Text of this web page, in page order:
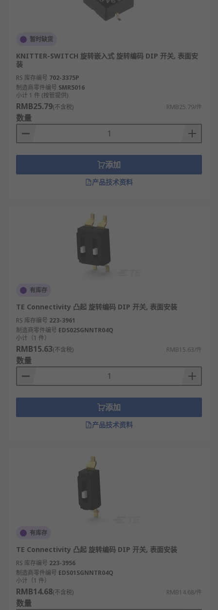
仪器仪表，如万用表、示波器，用于选择测量
档位、校准模式或数据输出格式。
消费电子，如打印机、扫描仪，通过DIP开关设
如何选择合适的DIP开关
明确封装与安装方式：若电路板为传统插件工
艺，选直插式DIP开关，适配通孔安装；若追求
小型化、高密度设计，优先贴片式DIP开关，匹
配表面贴装技术（SMT）。
确定开关单元数量：根据需配置的参数位数选
择，如单参数切换选1位DIP开关；需二进制编
码（如8位地址码）则选8位DIP开关，避免数量
路径（如选择两个不同信号输入）则选单刀双
掷（SPDT）型。
适配电路电气参数：确认电路的工作电压（如
5V/12V）、电流（通常DIP开关适配低电流，
需≤1A），选择触点额定电气值匹配的型号，避
板式DIP开关（按压手感清晰，防误触）；若为
一次性生产配置，滑动式DIP开关（轻盈便捷）
即可；特殊场景可选带锁扣的防误动款式。
适配使用环境条件：工业、户外等潮湿/多尘环
境，选带防水防尘外壳的DIP开关；普通室内电
子设备，选常规无防护款式即可，平衡成本与
耐用性。
关注机械寿命与可靠性：优先选择触点为铜合
金、磷青铜材质的产品，机械寿命需≥1000次切
换，确保长期使用中触点接触稳定，减少故障
区域，确认DIP开关的长度、宽度及引脚间距
（如常规DIP间距为2.54mm），避免尺寸不符
参考品牌与质量认证：选择具备RoHS、UL等认
证的品牌产品（如TE Connectivity、
构松动影响电路稳定性。
更多DIP开关相关的问题，请查看
RS欧时为您提供了不同品牌的DIP开关，如
Omron、TE Connectivity
等多款不同规格、型号
的产品供您挑选，从而满足不同的应用场景需求。
暂时缺货
KNITTER-SWITCH 旋转嵌入式 旋转编码 DIP 开关, 表面安
装
RS 库存编号 702-3375P
制造商零件编号 SMR5016
小计 1 件 (按管提供)
RMB25.79(不含税) RMB25.79/件
数量
添加
产品技术资料
有库存
TE Connectivity 凸起 旋转编码 DIP 开关, 表面安装
RS 库存编号 223-3961
制造商零件编号 EDS02SGNNTR04Q
小计（1 件）
RMB15.63(不含税) RMB15.63/件
数量
添加
产品技术资料
有库存
TE Connectivity 凸起 旋转编码 DIP 开关, 表面安装
RS 库存编号 223-3956
制造商零件编号 EDS01SGNNTR04Q
小计（1 件）
RMB14.68(不含税) RMB14.68/件
数量